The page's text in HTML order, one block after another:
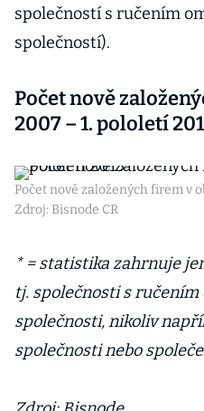
společností s ručením
společností).
Počet nově
2007 – 1. pololetí
Počet nově založených firem v
Zdroj: Bisnode CR
* = statistika zahrnuje
tj. společnosti s ručením
společnosti, nikoliv
společnosti nebo